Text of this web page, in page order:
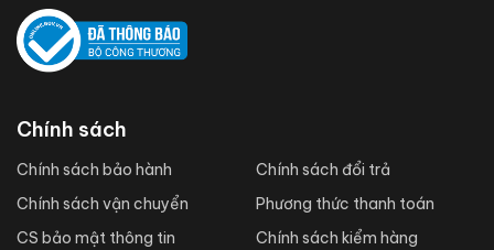
Chính sách
Chính sách bảo hành
Chính sách vận chuyển
CS bảo mật thông tin
Chính sách đổi trả
Phương thức thanh toán
Chính sách kiểm hàng